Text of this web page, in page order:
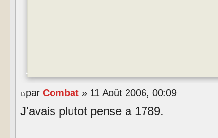
par Combat » 11 Août 2006, 00:09
J'avais plutot pense a 1789.